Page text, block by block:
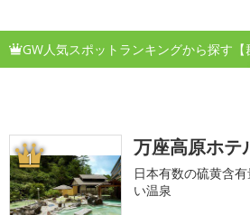
GW人気スポットランキングから探す【
1 万座高原ホテ
日本有数の硫黄含
い温泉